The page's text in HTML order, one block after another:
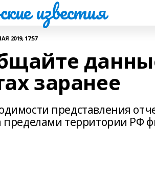
известия
2019, 17:57
заранее
представления
пределами территории РФ